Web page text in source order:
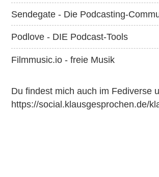
Sendegate - Die Podcasting-
Podlove - DIE Podcast-Tools
Filmmusic.io - freie Musik
Du findest mich auch im Fediverse
https://social.klausgesprochen.de/